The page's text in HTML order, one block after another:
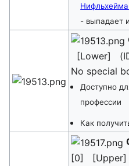
- выпадает
[Lower]
No special
Доступно
профессии
Как
[0] [Upper]